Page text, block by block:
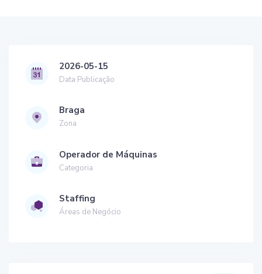
2026-05-15
Data Publicação
Braga
Zona
Operador de Máquinas
Categoria
Staffing
Áreas de Negócio